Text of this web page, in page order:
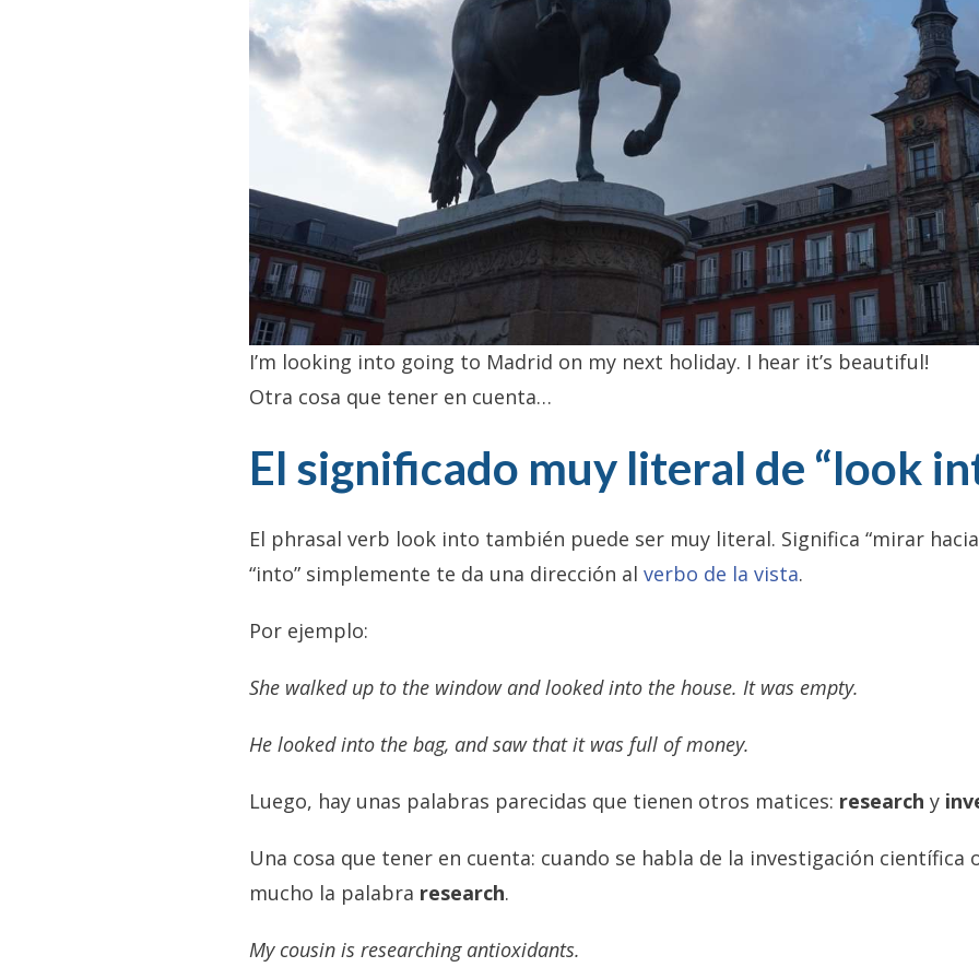
I’m looking into going to Madrid on my next holiday. I hear it’s beautiful!
Otra cosa que tener en cuenta…
El significado muy literal de “look
El phrasal verb look into también puede ser muy literal. Significa “mirar
“into” simplemente te da una dirección al verbo de la vista.
Por ejemplo:
She walked up to the window and looked into the house. It was empty.
He looked into the bag, and saw that it was full of money.
Luego, hay unas palabras parecidas que tienen otros matices: research y
Una cosa que tener en cuenta: cuando se habla de la investigación científica
mucho la palabra research.
My cousin is researching antioxidants.